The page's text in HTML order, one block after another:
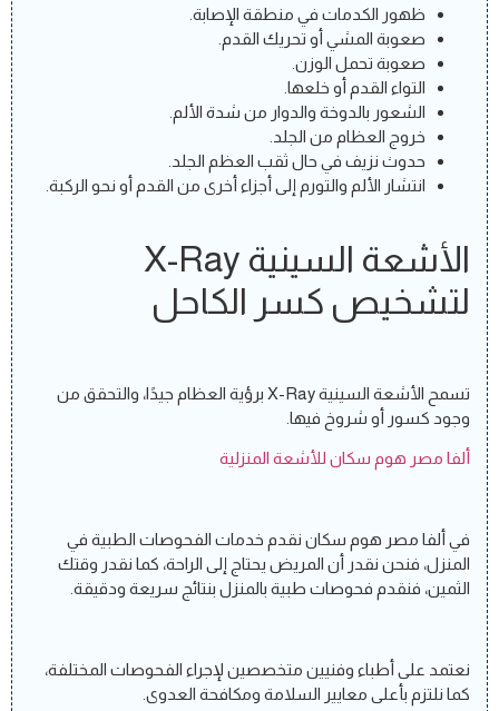
ظهور الكدمات في منطقة الإصابة.
صعوبة المشي أو تحريك القدم.
صعوبة تحمل الوزن.
التواء القدم أو خلعها.
الشعور بالدوخة والدوار من شدة الألم.
خروج العظام من الجلد.
حدوث نزيف في حال ثقب العظم الجلد.
انتشار الألم والتورم إلى أجزاء أخرى من القدم أو نحو الركبة.
الأشعة السينية X-Ray
لتشخيص كسر الكاحل
تسمح الأشعة السينية X-Ray برؤية العظام جيدًا، والتحقق من
وجود كسور أو شروخ فيها.
ألفا مصر هوم سكان للأشعة المنزلية
في ألفا مصر هوم سكان نقدم خدمات الفحوصات الطبية في
المنزل، فنحن نقدر أن المريض يحتاج إلى الراحة، كما نقدر وقتك
الثمين، فنقدم فحوصات طبية بالمنزل بنتائج سريعة ودقيقة.
نعتمد على أطباء وفنيين متخصصين لإجراء الفحوصات المختلفة،
كما نلتزم بأعلى معايير السلامة ومكافحة العدوى.